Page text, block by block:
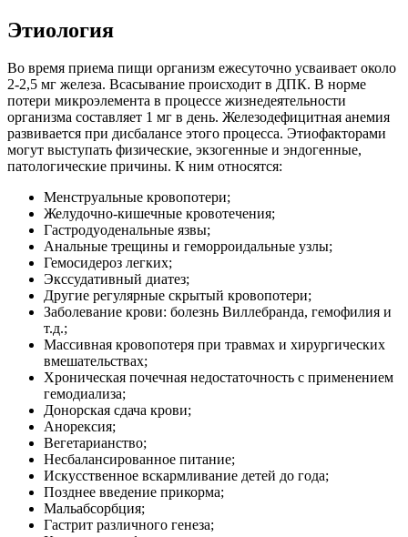
Этиология
Во время приема пищи организм ежесуточно усваивает около
2-2,5 мг железа. Всасывание происходит в ДПК. В норме
потери микроэлемента в процессе жизнедеятельности
организма составляет 1 мг в день. Железодефицитная анемия
развивается при дисбалансе этого процесса. Этиофакторами
могут выступать физические, экзогенные и эндогенные,
патологические причины. К ним относятся:
Менструальные кровопотери;
Желудочно-кишечные кровотечения;
Гастродуоденальные язвы;
Анальные трещины и геморроидальные узлы;
Гемосидероз легких;
Экссудативный диатез;
Другие регулярные скрытый кровопотери;
Заболевание крови: болезнь Виллебранда, гемофилия и
т.д.;
Массивная кровопотеря при травмах и хирургических
вмешательствах;
Хроническая почечная недостаточность с применением
гемодиализа;
Донорская сдача крови;
Анорексия;
Вегетарианство;
Несбалансированное питание;
Искусственное вскармливание детей до года;
Позднее введение прикорма;
Мальабсорбция;
Гастрит различного генеза;